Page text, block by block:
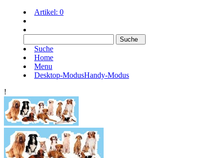
Artikel: 0
Suche
Home
Menu
Desktop-ModusHandy-Modus
!